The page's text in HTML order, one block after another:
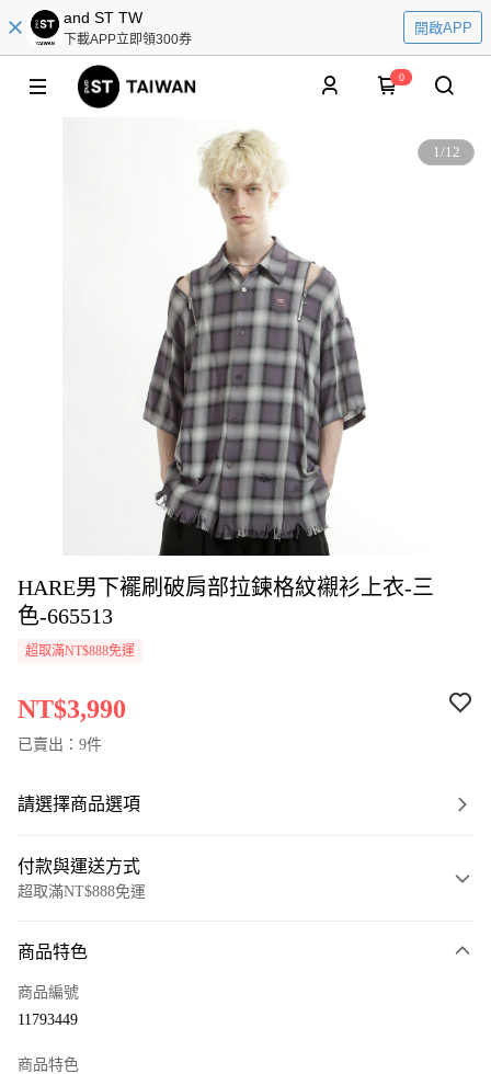
and ST TW
下載APP立即領300券
開啟APP
0
1/12
HARE男下襬刷破肩部拉鍊格紋襯衫上衣-三
色-665513
超取滿NT$888免運
NT$3,990
已賣出：9件
請選擇商品選項
付款與運送方式
超取滿NT$888免運
信用卡一次付款
商品特色
商品編號
11793449
商品特色